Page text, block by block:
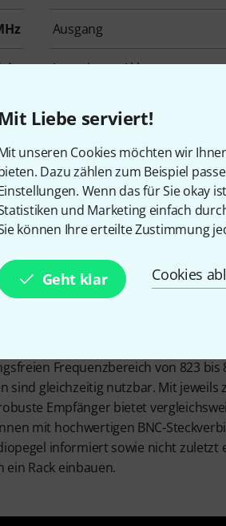
Mit Liebe serviert!
unseren Cookies möchten wir
Dazu zählen zum Beispiel
Wenn das für Sie okay
und Marketing einfach
können Ihre erteilte Zustimmung
Geht klar Cookies
Ausgang
Integrierter Akku
Nein
BLX24R/Beta58 mit der weltweit
und Sängern kabellose Auftritte
Frequenzbereich von 823 bis
sind gleichzeitig nutzbar. Mit
Empfänger bietet
mit hochwertigen BNC-
informiert sowie nicht
ein Rack einbauen.